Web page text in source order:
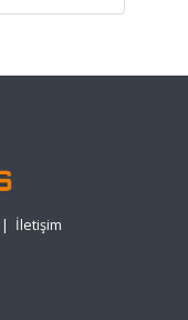
| İletişim